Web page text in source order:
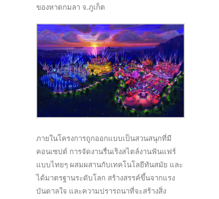
ของหาดกมลา จ.ภูเก็ต
ภายในโครงการถูกออกแบบเป็นสวนสนุกที่มี
คอนเซปต์ การจัดงานรื่นเริงสไตล์งานฟันแฟร์
แบบไทยๆ ผสมผสานกับเทคโนโลยีทันสมัย และ
ได้มาตรฐานระดับโลก สร้างสรรค์ขึ้นจากแรง
บันดาลใจ และความปรารถนาที่จะสร้างสิ่ง